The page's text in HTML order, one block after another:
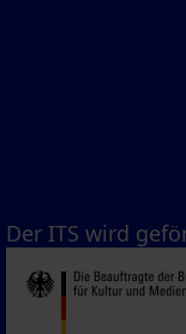
Der ITS wird